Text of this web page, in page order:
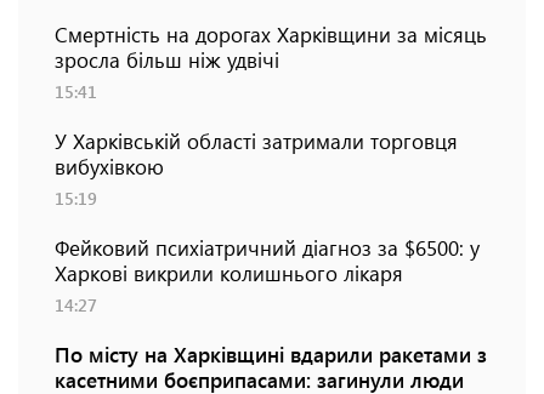
Смертність на дорогах Харківщини за місяць
зросла більш ніж удвічі
15:41
У Харківській області затримали торговця
вибухівкою
15:19
Фейковий психіатричний діагноз за $6500: у
Харкові викрили колишнього лікаря
14:27
По місту на Харківщині вдарили ракетами з
касетними боєприпасами: загинули люди